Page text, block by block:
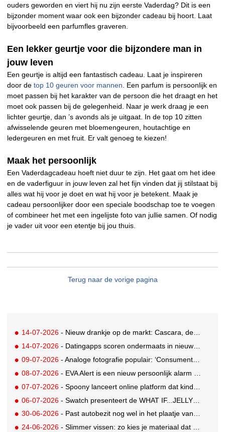
ouders geworden en viert hij nu zijn eerste Vaderdag? Dit is een
bijzonder moment waar ook een bijzonder cadeau bij hoort. Laat
bijvoorbeeld een parfumfles graveren.
Een lekker geurtje voor die bijzondere man in
jouw leven
Een geurtje is altijd een fantastisch cadeau. Laat je inspireren
door de top 10 geuren voor mannen . Een parfum is persoonlijk en
moet passen bij het karakter van de persoon die het draagt en het
moet ook passen bij de gelegenheid. Naar je werk draag je een
lichter geurtje, dan ’s avonds als je uitgaat. In de top 10 zitten
afwisselende geuren met bloemengeuren, houtachtige en
ledergeuren en met fruit. Er valt genoeg te kiezen!
Maak het persoonlijk
Een Vaderdagcadeau hoeft niet duur te zijn. Het gaat om het idee
en de vaderfiguur in jouw leven zal het fijn vinden dat jij stilstaat bij
alles wat hij voor je doet en wat hij voor je betekent. Maak je
cadeau persoonlijker door een speciale boodschap toe te voegen
of combineer het met een ingelijste foto van jullie samen. Of nodig
je vader uit voor een etentje bij jou thuis.
Terug naar de vorige pagina
14-07-2026 - Nieuw drankje op de markt: Cascara, de zelfbenoemde gezonde vervanging voor derde kop koffie
14-07-2026 - Datingapps scoren ondermaats in nieuw app-onderzoek, toch blijft gebruik groeien
09-07-2026 - Analoge fotografie populair: ‘Consumenten zoeken beleving, niet alleen perfectie’
08-07-2026 - EVA Alert is een nieuw persoonlijk alarm dat je aan je tas hangt
07-07-2026 - Spoony lanceert online platform dat kinderen tot 12 jaar helpt gezonde eetgewoonten te ontwikkelen
06-07-2026 - Swatch presenteert de WHAT IF...JELLY? collectie
30-06-2026 - Past autobezit nog wel in het plaatje van vandaag?
24-06-2026 - Slimmer vissen: zo kies je materiaal dat bij je water en techniek past